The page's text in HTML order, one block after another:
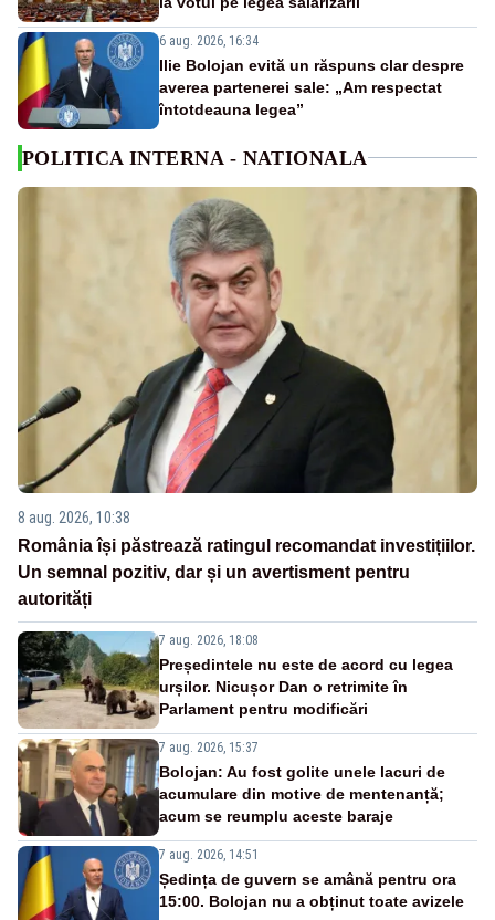
6 aug. 2026, 16:34
Ilie Bolojan evită un răspuns clar despre
averea partenerei sale: „Am respectat
întotdeauna legea”
POLITICA INTERNA - NATIONALA
8 aug. 2026, 10:38
România își păstrează ratingul recomandat investițiilor.
Un semnal pozitiv, dar și un avertisment pentru
autorități
7 aug. 2026, 18:08
Președintele nu este de acord cu legea
urșilor. Nicușor Dan o retrimite în
Parlament pentru modificări
7 aug. 2026, 15:37
Bolojan: Au fost golite unele lacuri de
acumulare din motive de mentenanță;
acum se reumplu aceste baraje
7 aug. 2026, 14:51
Ședința de guvern se amână pentru ora
15:00. Bolojan nu a obținut toate avizele